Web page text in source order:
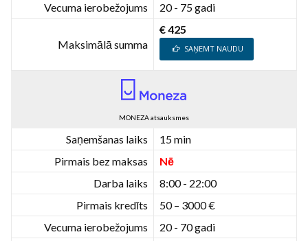
Vecuma ierobežojums
20 - 75 gadi
Maksimālā summa
€ 425
SAŅEMT NAUDU
MONEZA atsauksmes
Saņemšanas laiks
15 min
Pirmais bez maksas
Nē
Darba laiks
8:00 - 22:00
Pirmais kredīts
50 – 3000 €
Vecuma ierobežojums
20 - 70 gadi